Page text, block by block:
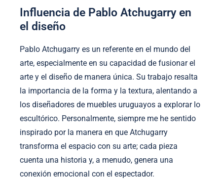
Influencia de Pablo Atchugarry en
el diseño
Pablo Atchugarry es un referente en el mundo del
arte, especialmente en su capacidad de fusionar el
arte y el diseño de manera única. Su trabajo resalta
la importancia de la forma y la textura, alentando a
los diseñadores de muebles uruguayos a explorar lo
escultórico. Personalmente, siempre me he sentido
inspirado por la manera en que Atchugarry
transforma el espacio con su arte; cada pieza
cuenta una historia y, a menudo, genera una
conexión emocional con el espectador.